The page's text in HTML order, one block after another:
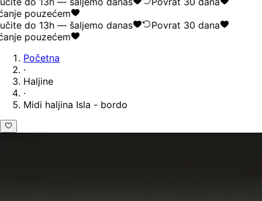
pouzećem
do 13h — šaljemo danas
Povrat 30 dana
pouzećem
Početna
·
Haljine
·
Midi haljina Isla - bordo